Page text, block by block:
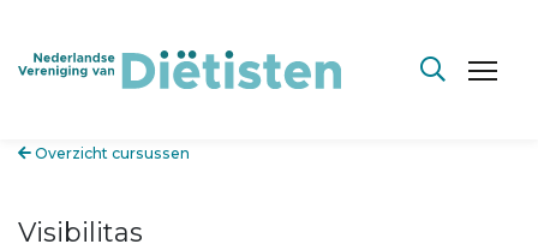
Overzicht cursussen
Visibilitas